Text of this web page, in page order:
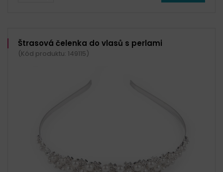
Štrasová čelenka do vlasů s perlami
(Kód produktu: 149115)